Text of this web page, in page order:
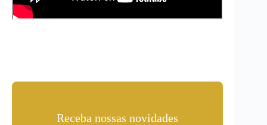
Receba nossas novidades